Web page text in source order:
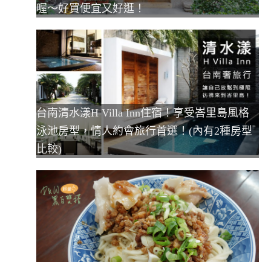
喔～好買便宜又好逛！
台南清水漾H Villa Inn住宿！享受峇里島風格
泳池房型，情人約會旅行首選！(內有2種房型
比較)